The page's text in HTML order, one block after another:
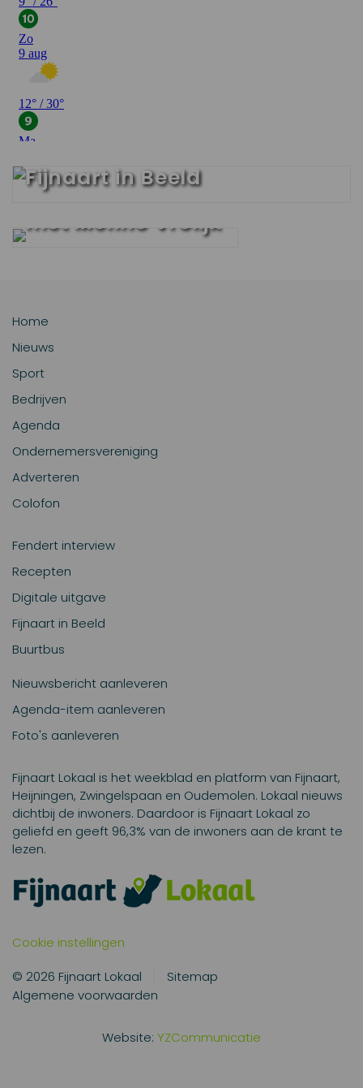
Fijnaart in Beeld
Fendert interview
met Menno Vrolijk
Home
Nieuws
Sport
Bedrijven
Agenda
Ondernemersvereniging
Adverteren
Colofon
Fendert interview
Recepten
Digitale uitgave
Fijnaart in Beeld
Buurtbus
Nieuwsbericht aanleveren
Agenda-item aanleveren
Foto's aanleveren
Fijnaart Lokaal is het weekblad en platform van Fijnaart,
Heijningen, Zwingelspaan en Oudemolen. Lokaal nieuws
dichtbij de inwoners. Daardoor is Fijnaart Lokaal zo
geliefd en geeft 96,3% van de inwoners aan de krant te
lezen.
Cookie instellingen
© 2026 Fijnaart Lokaal
Sitemap
Algemene voorwaarden
Website: YZCommunicatie